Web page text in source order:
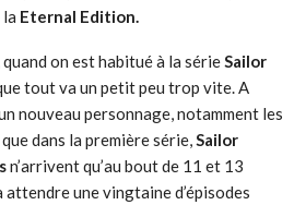
la Eternal Edition.
on est habitué à la sérieSailor
tout va un petit peu trop vite. A
nouveau personnage, notamment les
dans la première série,Sailor
n’arrivent qu’au bout de 11 et 13
attendre une vingtaine d’épisodes